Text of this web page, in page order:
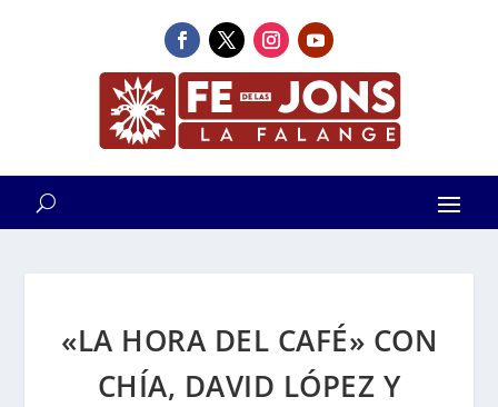
«LA HORA DEL CAFÉ» CON
CHÍA, DAVID LÓPEZ Y